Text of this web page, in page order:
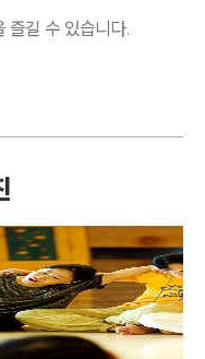
즐길 수 있습니다.